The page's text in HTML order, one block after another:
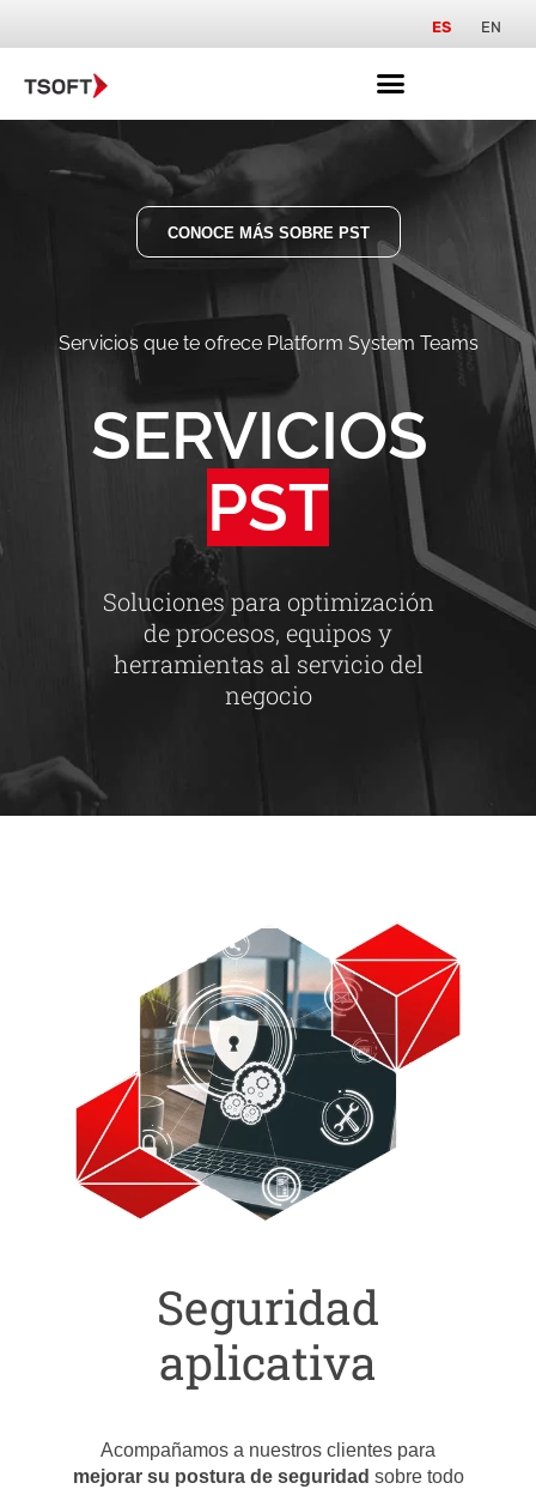
ES EN
CONOCE MÁS SOBRE PST
Servicios que te ofrece Platform System Teams
PST
Soluciones para optimización
de procesos, equipos y
herramientas al servicio del
negocio
Seguridad
aplicativa
Acompañamos a nuestros clientes para
mejorar su postura de seguridad sobre todo